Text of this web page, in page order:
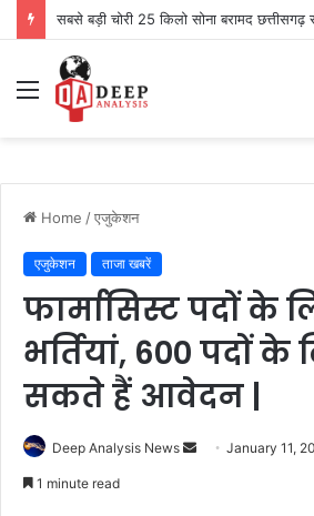
सबसे बड़ी चोरी 25 किलो सोना बरामद
Menu
Home /एजुकेशन
एजुकेशन ताजा खबरें
फार्मासिस्ट पदों के
भर्तियां, 600 पदों
सकते हैं आवेदन |
Deep Analysis News
SendJanuary 11,
1 minute read